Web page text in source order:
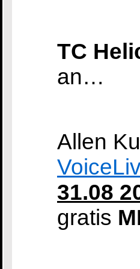
TC
an…
Allen
31.08
gratis